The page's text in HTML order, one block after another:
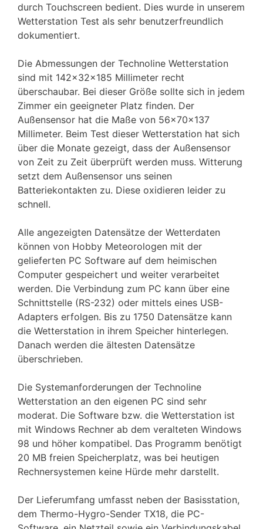
durch Touchscreen bedient. Dies wurde in unserem
Wetterstation Test als sehr benutzerfreundlich
dokumentiert.
Die Abmessungen der Technoline Wetterstation
sind mit 142x32x185 Millimeter recht
überschaubar. Bei dieser Größe sollte sich in jedem
Zimmer ein geeigneter Platz finden. Der
Außensensor hat die Maße von 56x70x137
Millimeter. Beim Test dieser Wetterstation hat sich
über die Monate gezeigt, dass der Außensensor
von Zeit zu Zeit überprüft werden muss. Witterung
setzt dem Außensensor uns seinen
Batteriekontakten zu. Diese oxidieren leider zu
schnell.
Alle angezeigten Datensätze der Wetterdaten
können von Hobby Meteorologen mit der
gelieferten PC Software auf dem heimischen
Computer gespeichert und weiter verarbeitet
werden. Die Verbindung zum PC kann über eine
Schnittstelle (RS-232) oder mittels eines USB-
Adapters erfolgen. Bis zu 1750 Datensätze kann
die Wetterstation in ihrem Speicher hinterlegen.
Danach werden die ältesten Datensätze
überschrieben.
Die Systemanforderungen der Technoline
Wetterstation an den eigenen PC sind sehr
moderat. Die Software bzw. die Wetterstation ist
mit Windows Rechner ab dem veralteten Windows
98 und höher kompatibel. Das Programm benötigt
20 MB freien Speicherplatz, was bei heutigen
Rechnersystemen keine Hürde mehr darstellt.
Der Lieferumfang umfasst neben der Basisstation,
dem Thermo-Hygro-Sender TX18, die PC-